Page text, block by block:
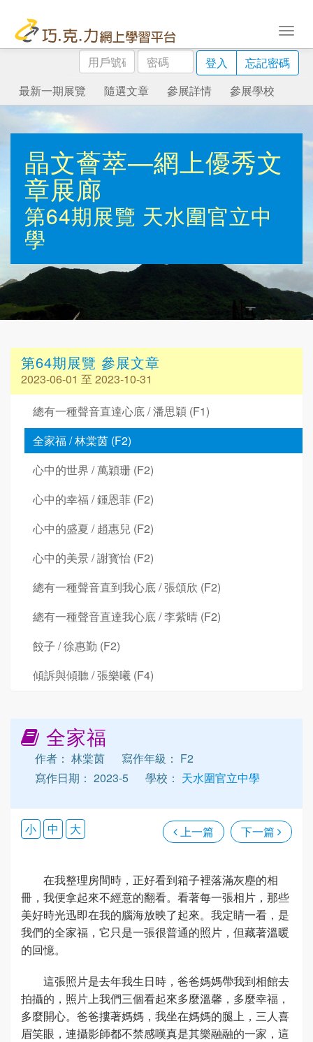
用
戶
號
碼
密
碼
登入
忘記密碼
最新一期展覽
隨選文章 參展詳情 參展學校
晶文薈萃—網上優秀文
章展廊
第64期展覽 天水圍官立中
學
第64期展覽 參展文章
2023-06-01 至 2023-10-31
總有一種聲音直達心底 / 潘思穎 (F1)
全家福 / 林棠茵 (F2)
心中的世界 / 萬穎珊 (F2)
心中的幸福 / 鍾恩菲 (F2)
心中的盛夏 / 趙惠兒 (F2)
心中的美景 / 謝寳怡 (F2)
總有一種聲音直到我心底 / 張頌欣 (F2)
總有一種聲音直達我心底 / 李紫晴 (F2)
餃子 / 徐惠勤 (F2)
傾訴與傾聽 / 張樂曦 (F4)
全家福
作者： 林棠茵
寫作年級： F2
寫作日期： 2023-5
學校： 天水圍官立中學
上一篇 下一篇
小 中 大
在我整理房間時，正好看到箱子裡落滿灰塵的相
冊，我便拿起來不經意的翻看。看著每一張相片，那些
美好時光迅即在我的腦海放映了起來。我定睛一看，是
我們的全家福，它只是一張很普通的照片，但藏著溫暖
的回憶。
這張照片是去年我生日時，爸爸媽媽帶我到相館去
拍攝的，照片上我們三個看起來多麼溫馨，多麼幸福，
多麼開心。爸爸摟著媽媽，我坐在媽媽的腿上，三人喜
眉笑眼，連攝影師都不禁感嘆真是其樂融融的一家，這